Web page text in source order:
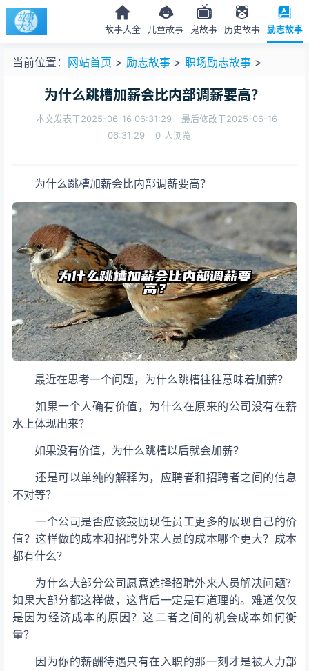
故事大全 儿童故事 鬼故事 历史故事 励志故事
当前位置： 网站首页 > 励志故事 > 职场励志故事 >
为什么跳槽加薪会比内部调薪要高？
本文发表于2025-06-16 06:31:29
最后修改于2025-06-16
06:31:29
0 人浏览
为什么跳槽加薪会比内部调薪要高？
最近在思考一个问题，为什么跳槽往往意味着加薪？
如果一个人确有价值，为什么在原来的公司没有在薪
水上体现出来？
如果没有价值，为什么跳槽以后就会加薪？
还是可以单纯的解释为，应聘者和招聘者之间的信息
不对等？
一个公司是否应该鼓励现任员工更多的展现自己的价
值？这样做的成本和招聘外来人员的成本哪个更大？成本
都有什么？
为什么大部分公司愿意选择招聘外来人员解决问题？
如果大部分都这样做，这背后一定是有道理的。难道仅仅
是因为经济成本的原因？这二者之间的机会成本如何衡
量？
因为你的薪酬待遇只有在入职的那一刻才是被人力部